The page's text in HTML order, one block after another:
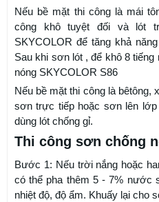
Nếu bề mặt thi công là mái
công khô tuyệt đối và lót
SKYCOLOR để tăng khả
Sau khi sơn lót , để khô 8
nóng SKYCOLOR S86
Nếu bề mặt thi công là bêtông,
sơn trực tiếp hoặc sơn lên
dùng lót chống gỉ.
Thi công sơn chống
Bước 1: Nếu trời nắng hoặc
có thể pha thêm 5 - 7% nước
nhiệt độ, độ ẩm. Khuấy lại cho